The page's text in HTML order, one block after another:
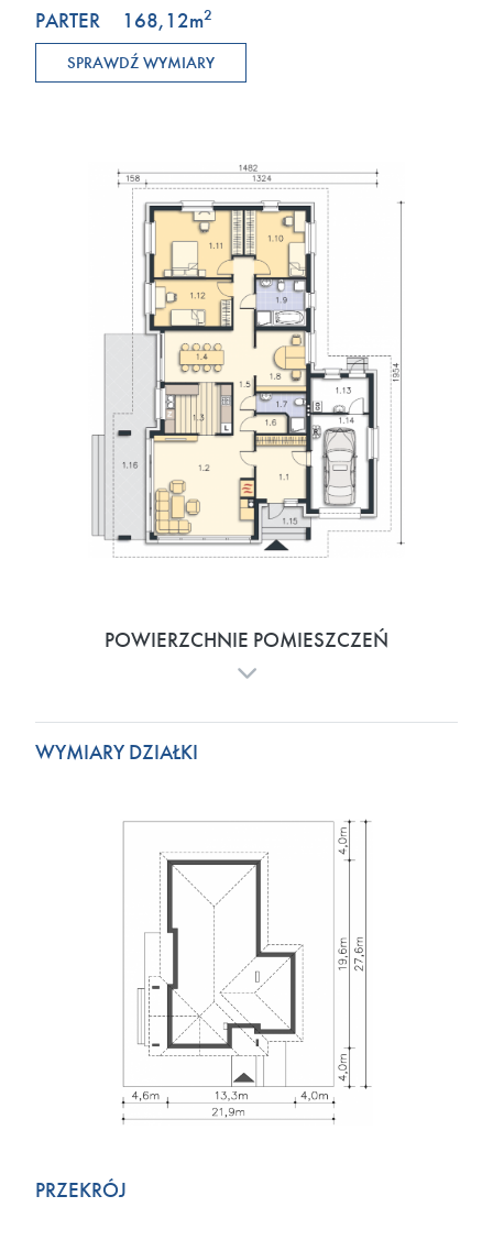
zastosować ogrzewanie na paliwo stałe.
PARTER 168,12m2
SPRAWDŹ WYMIARY
POWIERZCHNIE POMIESZCZEŃ
WYMIARY DZIAŁKI
PRZEKRÓJ